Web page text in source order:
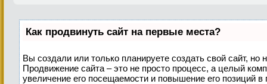
Как продвинуть сайт на первые места?
Вы создали или только планируете создать свой сайт, но
Продвижение сайта – это не просто процесс, а целый
увеличение его посещаемости и повышение его позиций в